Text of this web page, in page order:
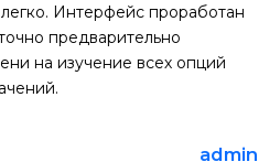
Интерфейс проработан
предварительно
на изучение всех опций
admin